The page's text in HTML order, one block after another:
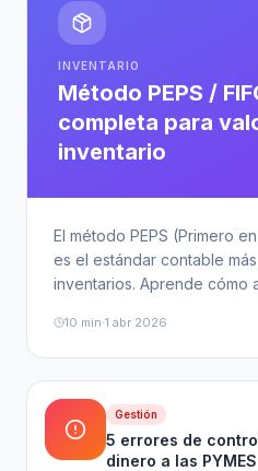
INVENTARIO
Método PEPS /
completa para
inventario
El método PEPS (Primero
es el estándar contable
inventarios. Aprende cómo
10 min·1 abr 2026
Gestión
5 errores de
dinero a las PYMES